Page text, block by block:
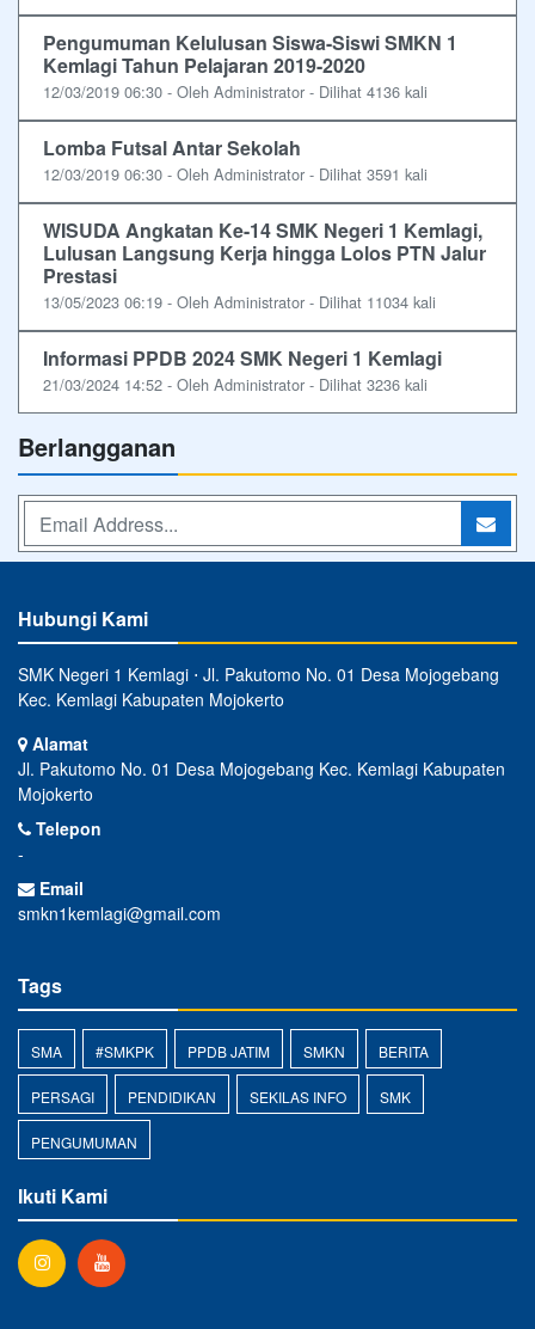
Pengumuman Kelulusan Siswa-Siswi SMKN 1
Kemlagi Tahun Pelajaran 2019-2020
12/03/2019 06:30 - Oleh Administrator - Dilihat 4136 kali
Lomba Futsal Antar Sekolah
12/03/2019 06:30 - Oleh Administrator - Dilihat 3591 kali
WISUDA Angkatan Ke-14 SMK Negeri 1 Kemlagi,
Lulusan Langsung Kerja hingga Lolos PTN Jalur
Prestasi
13/05/2023 06:19 - Oleh Administrator - Dilihat 11034 kali
Informasi PPDB 2024 SMK Negeri 1 Kemlagi
21/03/2024 14:52 - Oleh Administrator - Dilihat 3236 kali
Berlangganan
Hubungi Kami
SMK Negeri 1 Kemlagi ⋅ Jl. Pakutomo No. 01 Desa Mojogebang
Kec. Kemlagi Kabupaten Mojokerto
Alamat
Jl. Pakutomo No. 01 Desa Mojogebang Kec. Kemlagi Kabupaten
Mojokerto
Telepon
-
Email
smkn1kemlagi@gmail.com
Tags
SMA #SMKPK PPDB JATIM SMKN BERITA
PERSAGI PENDIDIKAN SEKILAS INFO SMK
PENGUMUMAN
Ikuti Kami